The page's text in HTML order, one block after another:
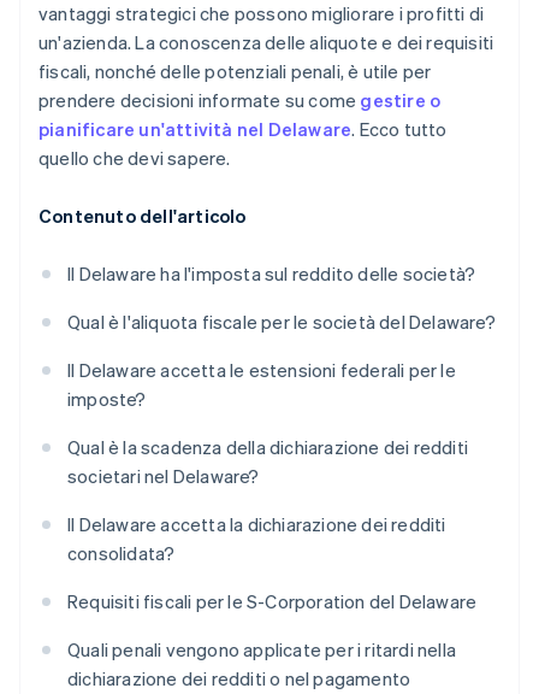
vantaggi strategici che possono migliorare i profitti di
un'azienda. La conoscenza delle aliquote e dei requisiti
fiscali, nonché delle potenziali penali, è utile per
prendere decisioni informate su come gestire o
pianificare un'attività nel Delaware. Ecco tutto
quello che devi sapere.
Contenuto dell'articolo
Il Delaware ha l'imposta sul reddito delle società?
Qual è l'aliquota fiscale per le società del Delaware?
Il Delaware accetta le estensioni federali per le
imposte?
Qual è la scadenza della dichiarazione dei redditi
societari nel Delaware?
Il Delaware accetta la dichiarazione dei redditi
consolidata?
Requisiti fiscali per le S-Corporation del Delaware
Quali penali vengono applicate per i ritardi nella
dichiarazione dei redditi o nel pagamento